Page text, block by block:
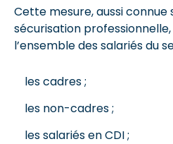
Cette mesure, aussi connue
sécurisation
l’ensemble des salariés du
les cadres ;
les non-cadres ;
les salariés en CDI ;